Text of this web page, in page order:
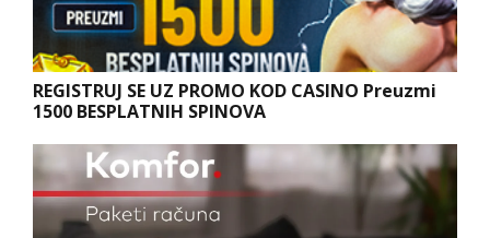
REGISTRUJ SE UZ PROMO KOD CASINO Preuzmi
1500 BESPLATNIH SPINOVA